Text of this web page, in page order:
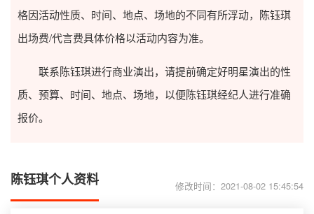
格因活动性质、时间、地点、场地的不同有所浮动，陈钰琪
出场费/代言费具体价格以活动内容为准。
联系陈钰琪进行商业演出，请提前确定好明星演出的性
质、预算、时间、地点、场地，以便陈钰琪经纪人进行准确
报价。
陈钰琪个人资料 修改时间：2021-08-02 15:45:54